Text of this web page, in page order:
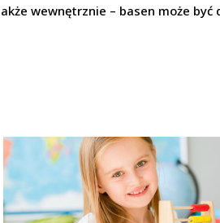
wewnętrznie – basen może być